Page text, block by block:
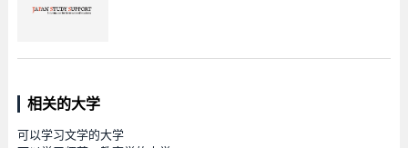
相关的大学
可以学习文学的大学